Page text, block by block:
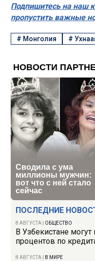
ПОСЛЕДНИЕ
8 АВГУСТА ОБЩЕСТВО
В Узбекистане
процентов по
8 АВГУСТА В МИРЕ
Подпишитесь на наш
пропустить важные
# Монголия #